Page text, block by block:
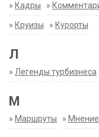
» Кадры »
» Круизы » Курорты
Л
» Легенды турбизнеса
М
» Маршруты » Мнение